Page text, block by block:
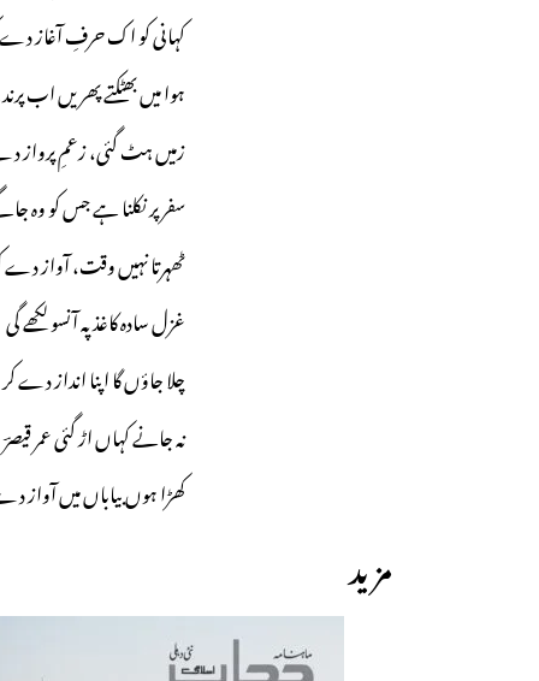
کہانی کو اک حرفِ آغاز
ہوا میں بھٹکتے پھریں اب
زمیں ہٹ گئی، زعمِ پرواز
سفر پر نکلنا ہے جس کو وہ
ٹھہرتا نہیں وقت، آواز
غزل سادہ کاغذ پہ آنسو لکھے گی
چلا جاؤں گا اپنا انداز دے کر
نہ جانے کہاں اڑ گئی عمر قیصرؔ
کھڑا ہوں بیاباں میں آواز
مزید